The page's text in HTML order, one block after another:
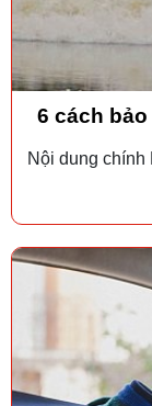
6 cách
Nội dung chính